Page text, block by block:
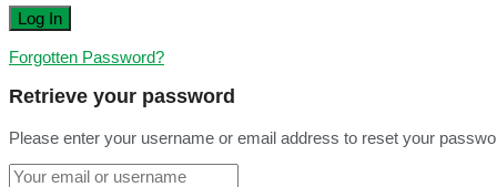
Forgotten Password?
Retrieve your password
Please enter your username or email address to reset your